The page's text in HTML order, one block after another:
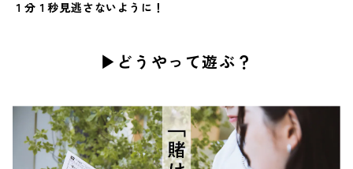
１分１秒見逃さないように！
▶︎どうやって遊ぶ？